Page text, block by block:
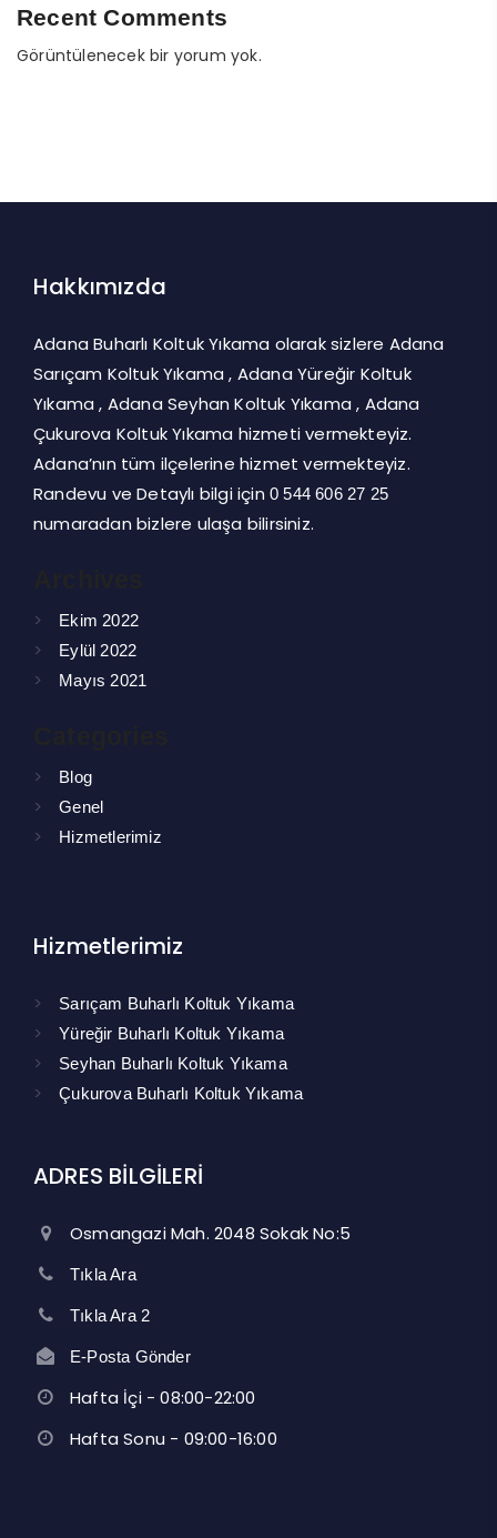
Recent Comments
Görüntülenecek bir yorum yok.
Hakkımızda
Adana Buharlı Koltuk Yıkama olarak sizlere Adana
Sarıçam Koltuk Yıkama , Adana Yüreğir Koltuk
Yıkama , Adana Seyhan Koltuk Yıkama , Adana
Çukurova Koltuk Yıkama hizmeti vermekteyiz.
Adana’nın tüm ilçelerine hizmet vermekteyiz.
Randevu ve Detaylı bilgi için 0 544 606 27 25
numaradan bizlere ulaşa bilirsiniz.
Ekim 2022
Eylül 2022
Mayıs 2021
Blog
Genel
Hizmetlerimiz
Hizmetlerimiz
Sarıçam Buharlı Koltuk Yıkama
Yüreğir Buharlı Koltuk Yıkama
Seyhan Buharlı Koltuk Yıkama
Çukurova Buharlı Koltuk Yıkama
ADRES BİLGİLERİ
Osmangazi Mah. 2048 Sokak No:5
Tıkla Ara
Tıkla Ara 2
E-Posta Gönder
Hafta İçi - 08:00-22:00
Hafta Sonu - 09:00-16:00